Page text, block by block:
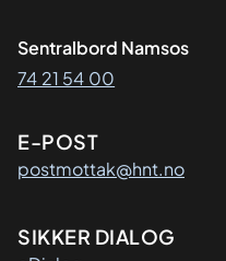
Sentralbord Namsos
74 21 54 00
E-POST
postmottak@hnt.no
SIKKER DIALOG